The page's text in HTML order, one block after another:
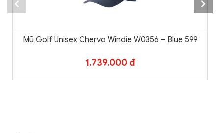
Mũ Golf Unisex Chervo Windie W0356 – Blue 599
1.739.000 đ